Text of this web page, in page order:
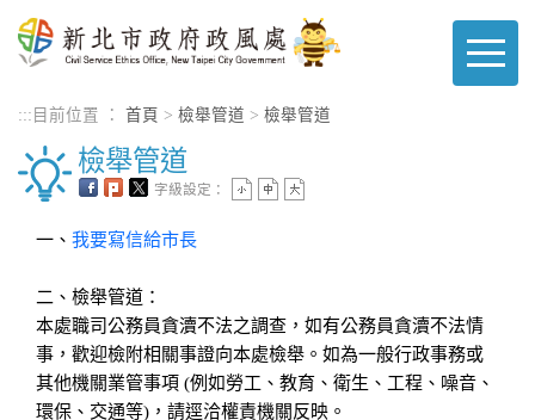
進入內容區塊
::: 目前位置 ： 首頁 > 檢舉管道 > 檢舉管道
檢舉管道
字級設定：
一、 我要寫信給市長
二、檢舉管道：
本處職司公務員貪瀆不法之調查，如有公務員貪瀆不法情
事，歡迎檢附相關事證向本處檢舉。如為一般行政事務或
其他機關業管事項 (例如勞工、教育、衛生、工程、噪音、
環保、交通等)，請逕洽權責機關反映。